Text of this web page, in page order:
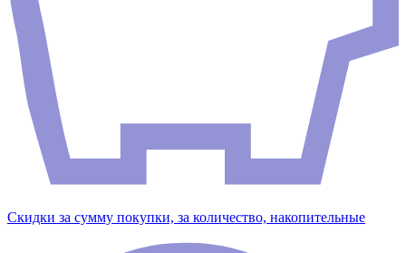
Скидки за сумму покупки, за количество, накопительные